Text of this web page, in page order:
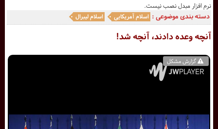
نرم افزار مبدل نصب نیست.
دسته بندی موضوعی : اسلام آمریکایی اسلام لیبرال
آنچه وعده دادند، آنچه شد!
گزارش مشکل